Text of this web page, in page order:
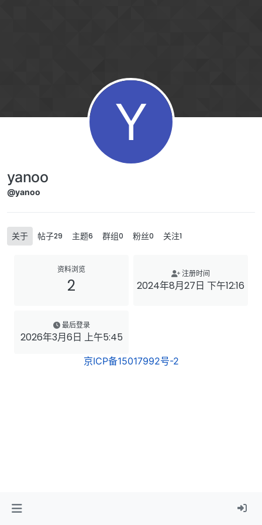
Y
yanoo
@yanoo
关于 帖子29 主题6 群组0 粉丝0 关注1
资料浏览
2
注册时间
2024年8月27日 下午12:16
最后登录
2026年3月6日 上午5:45
京ICP备15017992号-2